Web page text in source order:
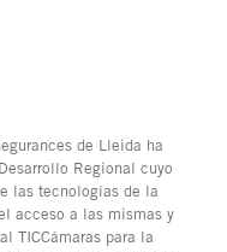
de Lleida ha
Regional cuyo
las tecnologías de la
acceso a las mismas y
TICCámaras para la